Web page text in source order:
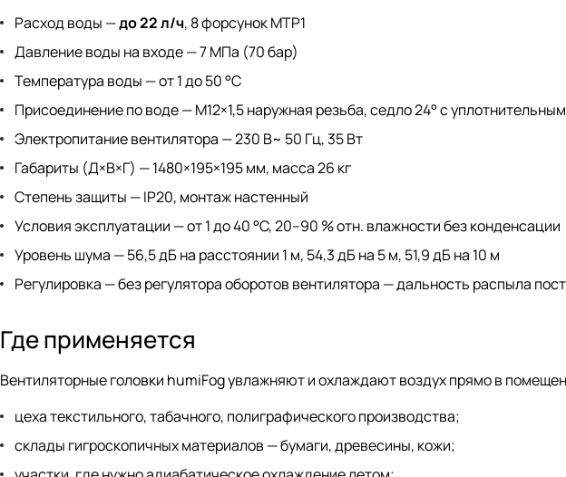
Расход воды —до 22 л/ч, 8 форсунок MTP1
Давление воды на входе — 7 МПа (70 бар)
Температура воды — от 1 до 50 °C
Присоединение по воде — M12×1,5 наружная резьба, седло 24° с
Электропитание вентилятора — 230 В~ 50 Гц, 35 Вт
Габариты (Д×В×Г) — 1480×195×195 мм, масса 26 кг
Степень защиты — IP20, монтаж настенный
Условия эксплуатации — от 1 до 40 °C, 20–90 % отн. влажности без конденсации
Уровень шума — 56,5 дБ на расстоянии 1 м, 54,3 дБ на 5 м, 51,9 дБ на 10 м
Регулировка — без регулятора оборотов вентилятора — дальность распыла
Где применяется
Вентиляторные головки humiFog увлажняют и охлаждают воздух прямо в
цеха текстильного, табачного, полиграфического производства;
склады гигроскопичных материалов — бумаги, древесины, кожи;